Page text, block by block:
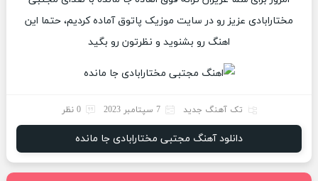
مختارابادی عزیز رو در سایت موزیک پاتوق آماده کردیم، حتما این
اهنگ رو بشنوید و نظرتون رو بگید
تک آهنگ جدید 7 سپتامبر 2023 0 نظر
دانلود آهنگ مجتبی مختارابادی جا مانده